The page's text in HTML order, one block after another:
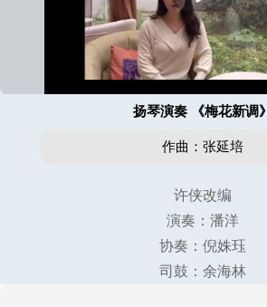
扬琴演奏 《梅花新调》
作曲：张延培
许侠改编
演奏：潘洋
协奏：倪姝珏
司鼓：余海林